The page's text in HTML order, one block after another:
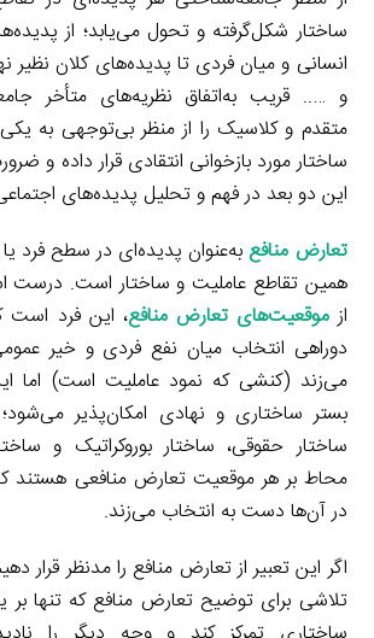
ساختار شکل‌گرفته و تحول می‌یابد؛ از
انسانی و میان فردی تا پدیده‌های کلان نظیر
و ….. قریب به‌اتفاق نظریه‌های متأخر
متقدم و کلاسیک را از منظر بی‌توجهی به یکی
ساختار مورد بازخوانی انتقادی قرار داده و
این دو بعد در فهم و تحلیل پدیده‌های
تعارض منافع به‌عنوان پدیده‌ای در سطح فرد
همین تقاطع عاملیت و ساختار است. درست
ازموقعیت‌های تعارض منافع، این فرد است
دوراهی انتخاب میان نفع فردی و خیر
می‌زند (کنشی که نمود عاملیت است) اما
بستر ساختاری و نهادی امکان‌پذیر
ساختار حقوقی، ساختار بوروکراتیک و
محاط بر هر موقعیت تعارض منافعی هستند
در آن‌ها دست به انتخاب می‌زند.
اگر این تعبیر از تعارض منافع را مدنظر قرار
تلاشی برای توضیح تعارض منافع که تنها